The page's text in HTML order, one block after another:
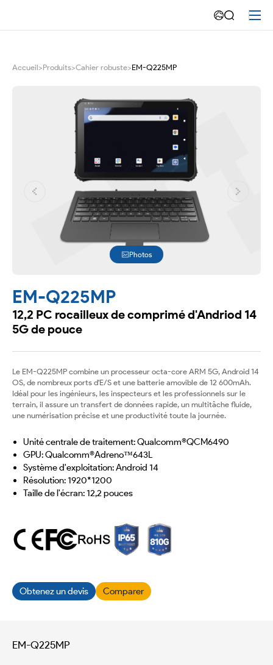
Q225MP
les
tablettes/ordinateurs
portables
robustes
Accueil>Produits>Cahier robuste>EM-Q225MP
Photos
EM-Q225MP
12,2 PC rocailleux de comprimé d'Andriod 14
5G de pouce
Le EM-Q225MP combine un processeur octa-core ARM 5G, Android 14
OS, de nombreux ports d'E/S et une batterie amovible de 12 600mAh.
Idéal pour les ingénieurs, les inspecteurs et les professionnels sur le
terrain, il assure un transfert de données rapide, un multitâche fluide,
une numérisation précise et une productivité toute la journée.
Unité centrale de traitement: Qualcomm®QCM6490
GPU: Qualcomm®Adreno™643L
Système d'exploitation: Android 14
Résolution: 1920*1200
Taille de l'écran: 12,2 pouces
Obtenez un devis Comparer
EM-Q225MP